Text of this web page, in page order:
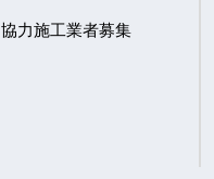
協力施工業者募集